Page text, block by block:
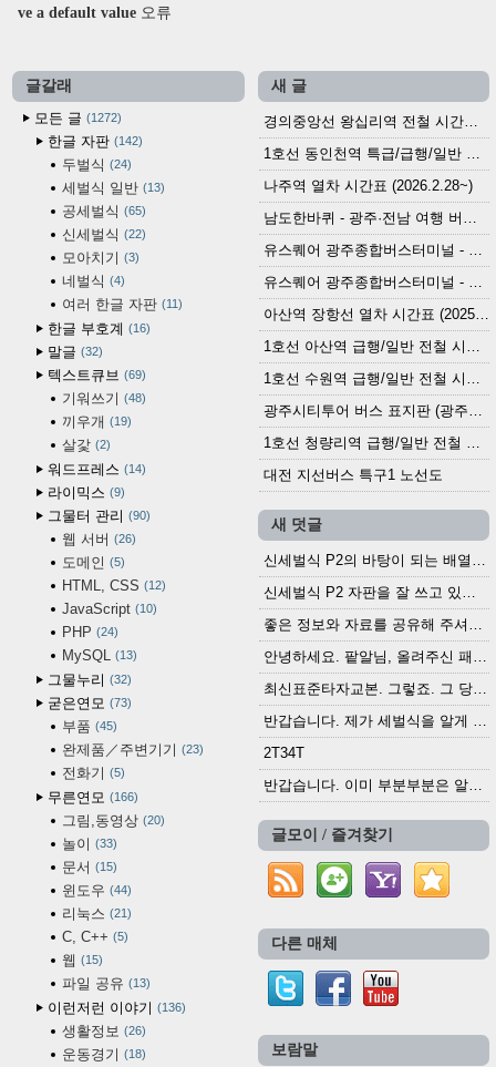
ve a default value 오류
글갈래
모든 글
1272
한글 자판 142
두벌식 24
세벌식 일반 13
공세벌식 65
신세벌식 22
모아치기 3
네벌식 4
여러 한글 자판 11
한글 부호계 16
말글 32
텍스트큐브 69
기워쓰기 48
끼우개 19
살갗 2
워드프레스 14
라이믹스 9
그물터 관리 90
웹 서버 26
도메인 5
HTML, CSS 12
JavaScript 10
PHP 24
MySQL 13
그물누리 32
굳은연모 73
부품 45
완제품／주변기기 23
전화기 5
무른연모 166
그림,동영상 20
놀이 33
문서 15
윈도우 44
리눅스 21
C, C++ 5
웹 15
파일 공유 13
이런저런 이야기 136
생활정보 26
운동경기 18
새 글
경의중앙선 왕십리역 전철 시간표 (2026.4.20~)
나주역 열차 시간표 (2026.2.28~)
아산역 장항선 열차 시간표 (2025.12.30 기준) (무궁화호, ITX-마음, 새마을호, 서해금빛열차)
대전 지선버스 특구1 노선도
새 덧글
최신표준타자교본. 그렇죠. 그 당시에 최신 표준...
2T34T
반갑습니다. 이미 부분부분은 알려진 정보들이...
글모이 / 즐겨찾기
다른 매체
보람말